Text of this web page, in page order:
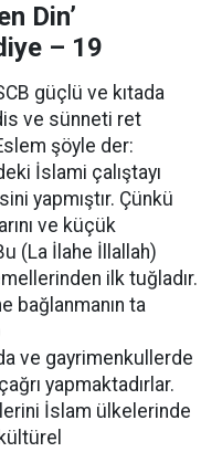
Din’
– 19
güçlü ve kıtada
ve sünneti ret
şöyle der:
İslami çalıştayı
yapmıştır. Çünkü
ve küçük
(La İlahe İllallah)
ilk tuğladır.
bağlanmanın ta
ve gayrimenkullerde
yapmaktadırlar.
İslam ülkelerinde